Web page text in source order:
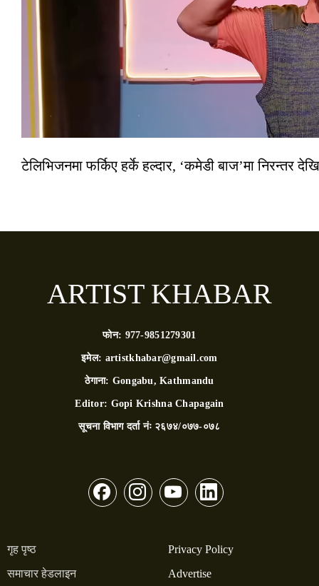
टेलिभिजनमा फर्किए हर्के हल्दार, ‘कमेडी बाज’मा निरन्तर
ARTIST KHABAR
फोन: 977-9851279301
इमेल: artistkhabar@gmail.com
ठेगाना: Gongabu, Kathmandu
Editor: Gopi Krishna Chapagain
सूचना विभाग दर्ता नंः २६७४/०७७-०७८
गृह पृष्ठ
समाचार हेडलाइन
Privacy Policy
Advertise